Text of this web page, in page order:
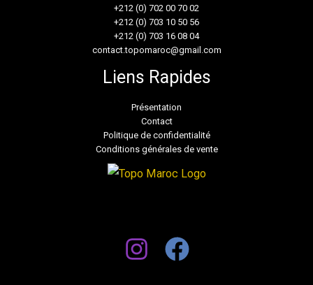
+212 (0) 702 00 70 02
+212 (0) 703 10 50 56
+212 (0) 703 16 08 04
contact.topomaroc@gmail.com
Liens Rapides
Présentation
Contact
Politique de confidentialité
Conditions générales de vente